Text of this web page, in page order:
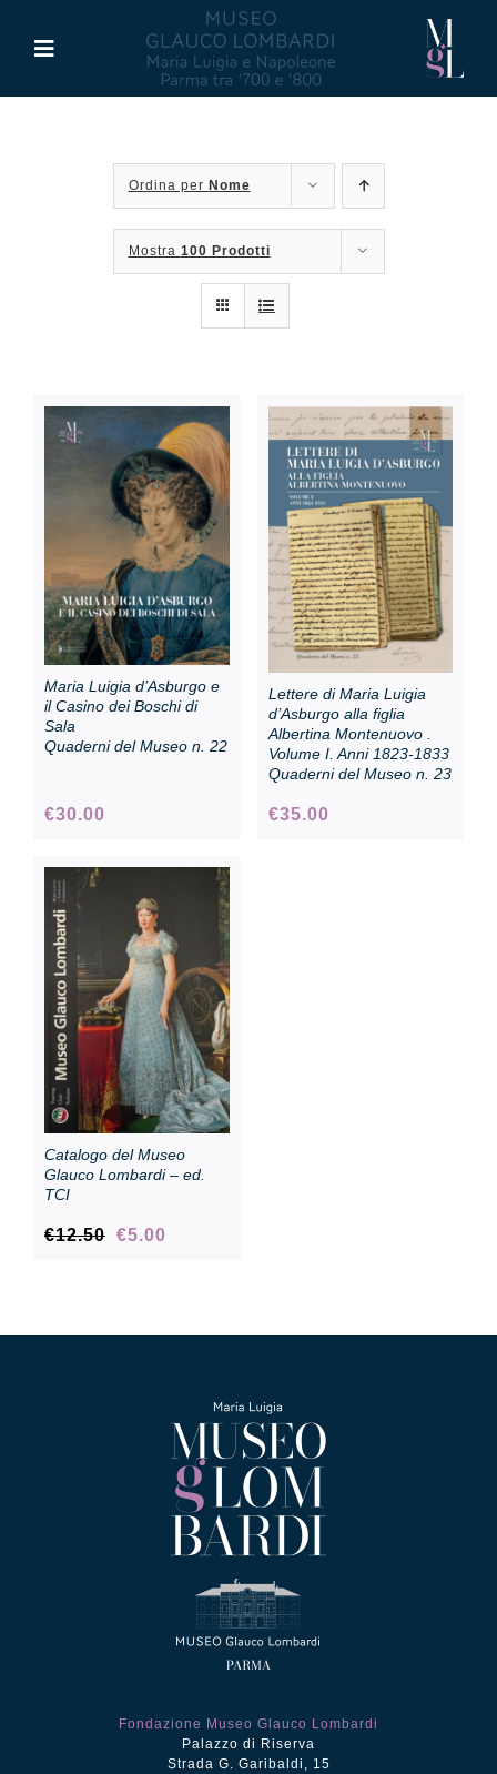
contenuto
Toggle
Maria Luigia d’Asburgo
Attività
Pubblicazioni
Collezione
Contatti e biglietti
Accessibilità
English
Ordina per Nome
Mostra 100 Prodotti
Maria Luigia d’Asburgo e
il Casino dei Boschi di
Sala
Quaderni del Museo n. 22
€30.00
Lettere di Maria Luigia
d’Asburgo alla figlia
Albertina Montenuovo .
Volume I. Anni 1823-1833
Quaderni del Museo n. 23
€35.00
Catalogo del Museo
Glauco Lombardi – ed.
TCI
€12.50 Il
€12.50.
€5.00
€5.00.
Fondazione Museo Glauco Lombardi
Palazzo di Riserva
Strada G. Garibaldi, 15